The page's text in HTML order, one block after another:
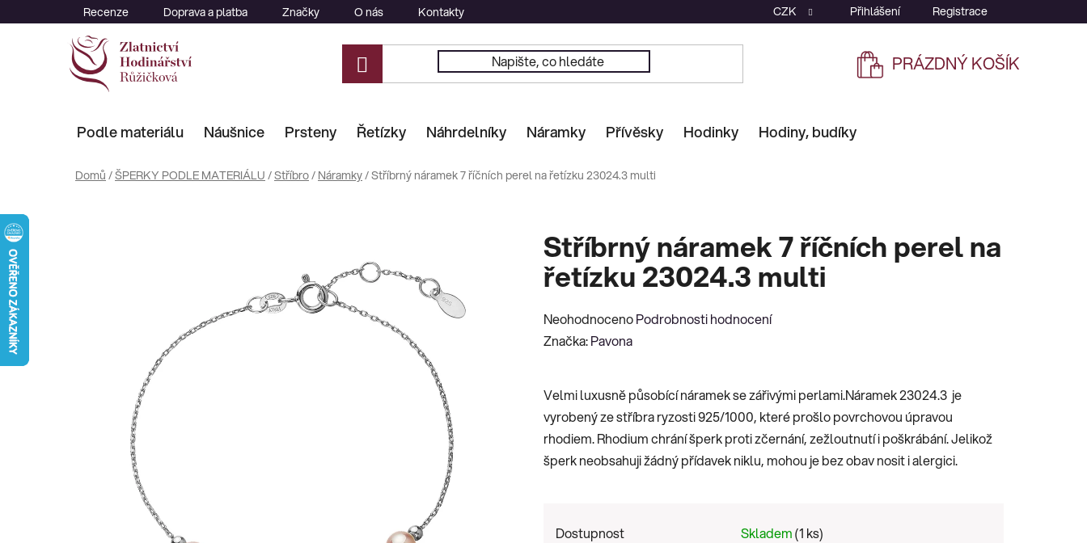
na
Recenze Doprava a platba Značky O nás Kontakty CZK Přihlášení Registrace
NÁKUPNÍ
PRÁZDNÝ KOŠÍK
Podle materiálu Náušnice Prsteny Řetízky Náhrdelníky Náramky Přívěsky Hodinky Hodiny, budíky
Domů /ŠPERKY PODLE MATERIÁLU /Stříbro/ Náramky/Stříbrný náramek 7 říčních perel na řetízku 23024.3 multi
Stříbrný náramek 7 říčních perel na
řetízku 23024.3 multi
Průměrné
hodnocení
0,0
z
5
hvězdiček.
NeohodnocenoPodrobnosti hodnocení
Značka:Pavona
Velmi luxusně působící náramek se zářivými perlami.Náramek 23024.3 je
vyrobený ze stříbra ryzosti 925/1000, které prošlo povrchovou úpravou
rhodiem. Rhodium chrání šperk proti zčernání, zežloutnutí i poškrábání. Jelikož
šperk neobsahuji žádný přídavek niklu, mohou je bez obav nosit i alergici.
Dostupnost Skladem(1 ks)